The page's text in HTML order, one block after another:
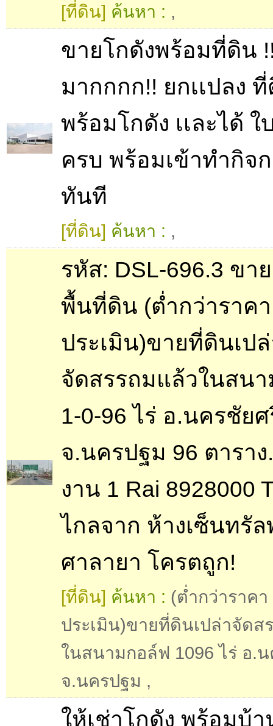
[ที่ดิน] ค้นหา : ,
ขายโกดังพร้อมที่ดิน
มากกกก!! ยกเเปลง
พร้อมโกดัง เเละได้ ใ
ครบ พร้อมเข้าทำกิจ
ทันที
[ที่ดิน] ค้นหา : ,
รหัส: DSL-696.3 ขา
พื้นที่ดิน (ต่ำกว่าราคา
ประเมิน)ขายที่ดินเป
จัดสรรถมแล้วในสน
1-0-96 ไร่ อ.นครชัย
จ.นครปฐม 96 ตาราง
งาน 1 Rai 8928000
ไกลจาก ห้างเซ็นทรั
ศาลายา โครตถูก!
[ที่ดิน] ค้นหา : (ต่ำกว่าราคา
ประเมิน)ขายที่ดินเปล่าจัดส
ในสนามกอล์ฟ 1096 ไร่ อ.
จ.นครปฐม ,
ให้เช่าโกดัง พร้อมบ้